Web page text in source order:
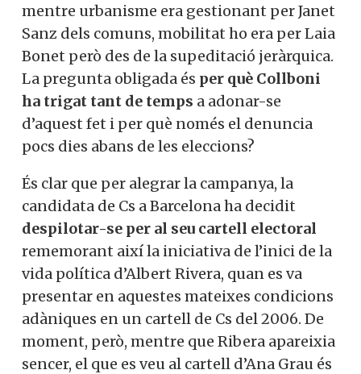
mentre urbanisme era gestionant per Janet
Sanz dels comuns, mobilitat ho era per Laia
Bonet però des de la supeditació jeràrquica.
La pregunta obligada és per què Collboni
ha trigat tant de temps a adonar-se
d’aquest fet i per què només el denuncia
pocs dies abans de les eleccions?
És clar que per alegrar la campanya, la
candidata de Cs a Barcelona ha decidit
despilotar-se per al seu cartell electoral
rememorant així la iniciativa de l’inici de la
vida política d’Albert Rivera, quan es va
presentar en aquestes mateixes condicions
adàniques en un cartell de Cs del 2006. De
moment, però, mentre que Ribera apareixia
sencer, el que es veu al cartell d’Ana Grau és